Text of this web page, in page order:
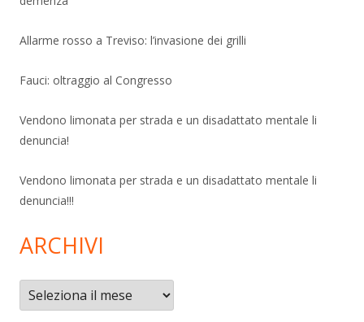
Allarme rosso a Treviso: l’invasione dei grilli
Fauci: oltraggio al Congresso
Vendono limonata per strada e un disadattato mentale li
denuncia!
Vendono limonata per strada e un disadattato mentale li
denuncia!!!
ARCHIVI
Archivi